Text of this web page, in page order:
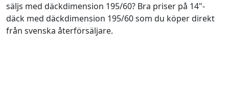
säljs med däckdimension 195/60? Bra priser på 14"-
däck med däckdimension 195/60 som du köper direkt
från svenska återförsäljare.